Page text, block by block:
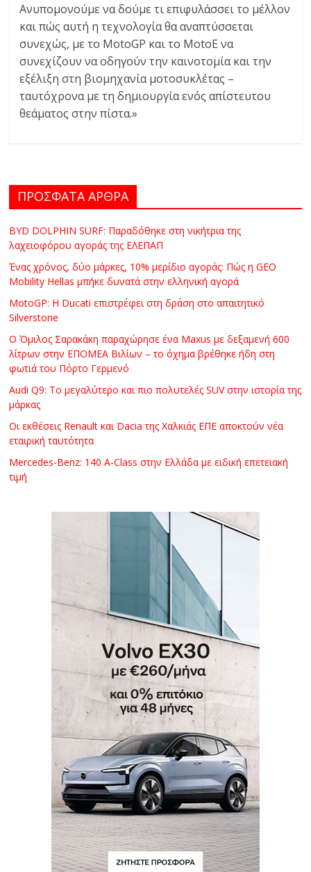
Ανυπομονούμε να δούμε τι επιφυλάσσει το μέλλον
και πώς αυτή η τεχνολογία θα αναπτύσσεται
συνεχώς, με το MotoGP και το MotoE να
συνεχίζουν να οδηγούν την καινοτομία και την
εξέλιξη στη βιομηχανία μοτοσυκλέτας –
ταυτόχρονα με τη δημιουργία ενός απίστευτου
θεάματος στην πίστα.»
ΠΡΟΣΦΑΤΑ ΑΡΘΡΑ
BYD DOLPHIN SURF: Παραδόθηκε στη νικήτρια της
λαχειοφόρου αγοράς της ΕΛΕΠΑΠ
Ένας χρόνος, δύο μάρκες, 10% μερίδιο αγοράς: Πώς η GEO
Mobility Hellas μπήκε δυνατά στην ελληνική αγορά
MotoGP: Η Ducati επιστρέφει στη δράση στο απαιτητικό
Silverstone
Ο Όμιλος Σαρακάκη παραχώρησε ένα Maxus με δεξαμενή 600
λίτρων στην ΕΠΟΜΕΑ Βιλίων – το όχημα βρέθηκε ήδη στη
φωτιά του Πόρτο Γερμενό
Audi Q9: Το μεγαλύτερο και πιο πολυτελές SUV στην ιστορία της
μάρκας
Οι εκθέσεις Renault και Dacia της Χαλκιάς ΕΠΕ αποκτούν νέα
εταιρική ταυτότητα
Mercedes-Benz: 140 A-Class στην Ελλάδα με ειδική επετειακή
τιμή